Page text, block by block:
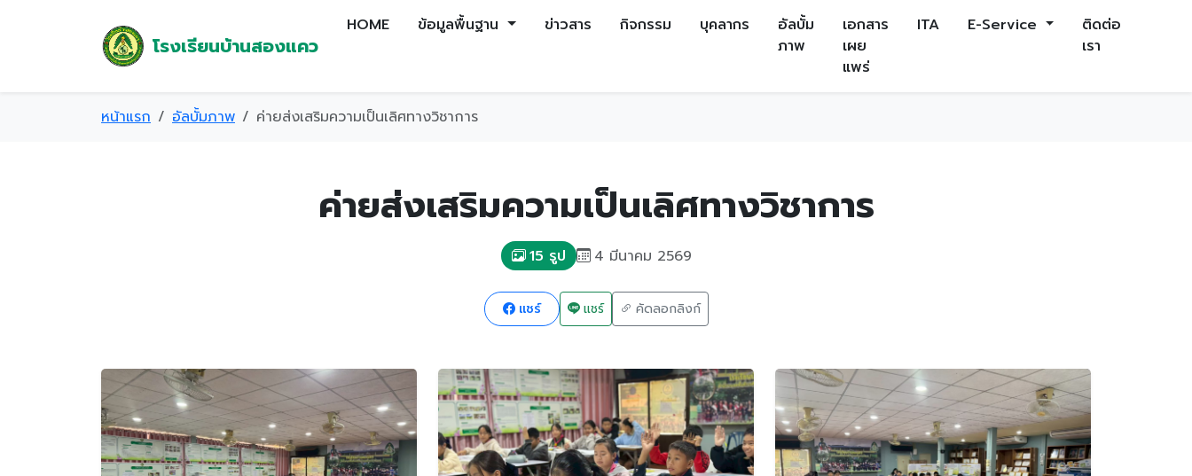
โรงเรียนบ้านสองแคว
HOME ข้อมูลพื้นฐาน ข่าวสาร กิจกรรม บุคลากร
อัลบั้ม
ภาพ
เอกสาร
เผย
แพร่
ITA E-Service
ติดต่อ
เรา
หน้าแรก อัลบั้มภาพ ค่ายส่งเสริมความเป็นเลิศทางวิชาการ
ค่ายส่งเสริมความเป็นเลิศทางวิชาการ
15 รูป 4 มีนาคม 2569
แชร์ แชร์ คัดลอกลิงก์